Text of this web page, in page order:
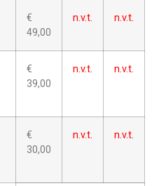
€
49,00
n.v.t. n.v.t.
€
39,00
n.v.t. n.v.t.
€
30,00
n.v.t. n.v.t.